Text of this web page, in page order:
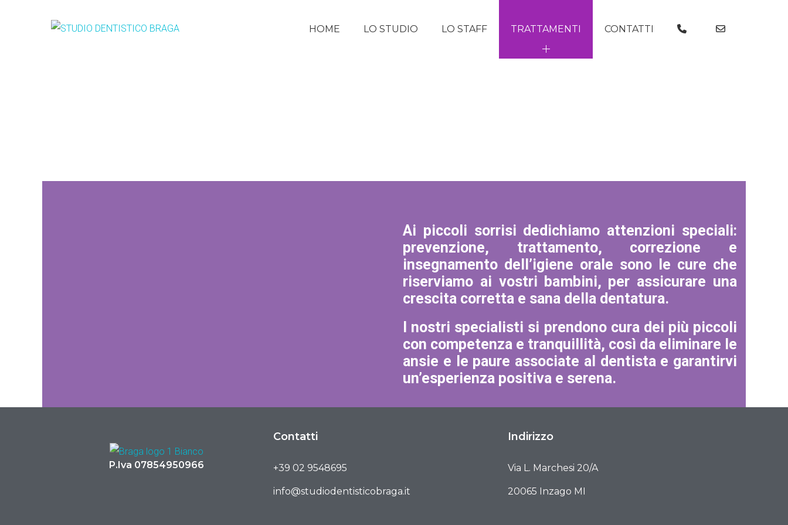
HOME LO STUDIO LO STAFF TRATTAMENTI CONTATTI
Ai piccoli sorrisi dedichiamo attenzioni speciali:
prevenzione, trattamento, correzione e
insegnamento dell’igiene orale sono le cure che
riserviamo ai vostri bambini, per assicurare una
crescita corretta e sana della dentatura.
I nostri specialisti si prendono cura dei più piccoli
con competenza e tranquillità, così da eliminare le
ansie e le paure associate al dentista e garantirvi
un’esperienza positiva e serena.
P.Iva 07854950966
Contatti
+39 02 9548695
info@studiodentisticobraga.it
Indirizzo
Via L. Marchesi 20/A
20065 Inzago MI